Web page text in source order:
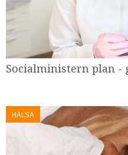
Socialministern plan -
HÄLSA